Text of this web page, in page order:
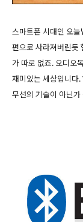
스마트폰 시대인 오
편으로 사라져버린듯
가 따로 없죠. 오디오
재미있는 세상입니다
무선의 기술이 아닌가